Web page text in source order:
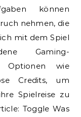
können
nehmen, die
mit dem Spiel
Gaming-
Optionen wie
Credits, um
Spielreise zu
Toggle Was